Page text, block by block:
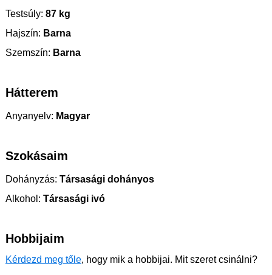
Testsúly: 87 kg
Hajszín: Barna
Szemszín: Barna
Hátterem
Anyanyelv: Magyar
Szokásaim
Dohányzás: Társasági dohányos
Alkohol: Társasági ivó
Hobbijaim
Kérdezd meg tőle, hogy mik a hobbijai. Mit szeret csinálni?